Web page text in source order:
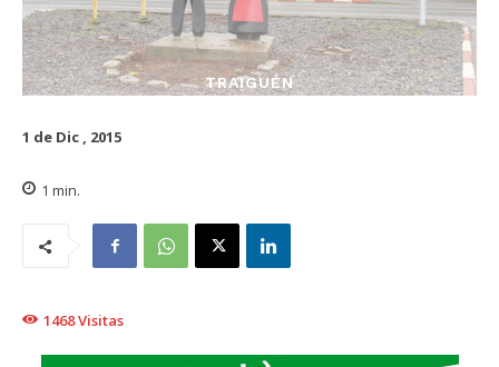
TRAIGUÉN
1 de Dic , 2015
1 min.
1468Visitas